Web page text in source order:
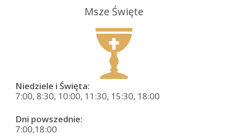
Msze Święte
Niedziele i Święta:
7:00, 8:30, 10:00, 11:30, 15:30, 18:00
Dni powszednie:
7:00,18:00